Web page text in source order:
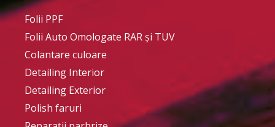
Folii PPF
Folii Auto Omologate RAR și TUV
Colantare culoare
Detailing Interior
Detailing Exterior
Polish faruri